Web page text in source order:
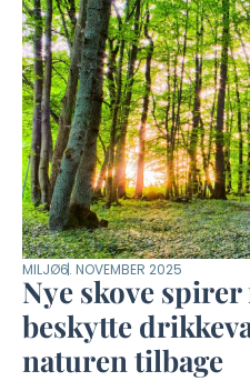
MILJØ6. NOVEMBER 2025
Nye skove
beskytte
naturen tilbage